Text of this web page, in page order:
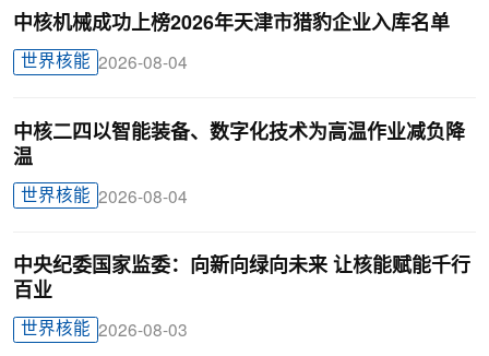
中核机械成功上榜2026年天津市猎豹企业入库名单
世界核能 2026-08-04
中核二四以智能装备、数字化技术为高温作业减负降
温
世界核能 2026-08-04
中央纪委国家监委：向新向绿向未来 让核能赋能千行
百业
世界核能 2026-08-03